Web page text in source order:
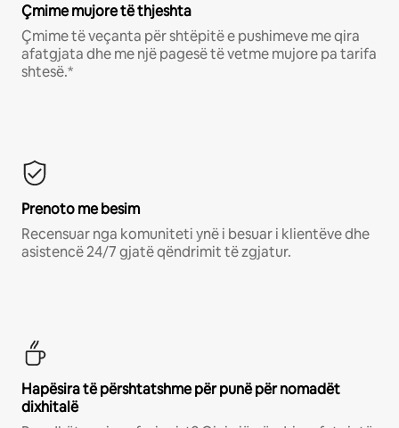
Çmime mujore të thjeshta
Çmime të veçanta për shtëpitë e pushimeve me qira
afatgjata dhe me një pagesë të vetme mujore pa tarifa
shtesë.*
Prenoto me besim
Recensuar nga komuniteti ynë i besuar i klientëve dhe
asistencë 24/7 gjatë qëndrimit të zgjatur.
Hapësira të përshtatshme për punë për nomadët
dixhitalë